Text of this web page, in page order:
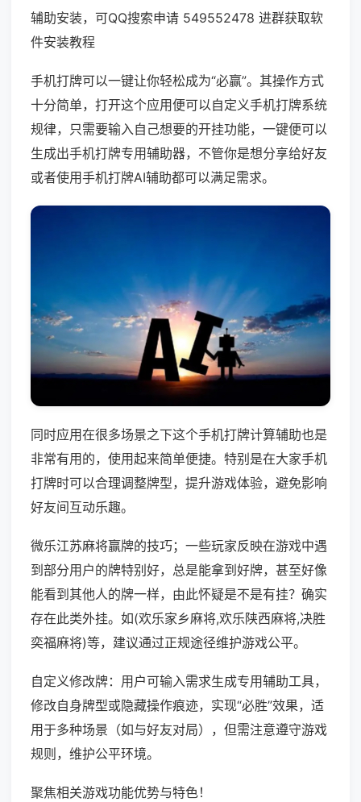
辅助安装，可QQ搜索申请 549552478 进群获取软
件安装教程
手机打牌可以一键让你轻松成为“必赢”。其操作方式
十分简单，打开这个应用便可以自定义手机打牌系统
规律，只需要输入自己想要的开挂功能，一键便可以
生成出手机打牌专用辅助器，不管你是想分享给好友
或者使用手机打牌AI辅助都可以满足需求。
同时应用在很多场景之下这个手机打牌计算辅助也是
非常有用的，使用起来简单便捷。特别是在大家手机
打牌时可以合理调整牌型，提升游戏体验，避免影响
好友间互动乐趣。
微乐江苏麻将赢牌的技巧；一些玩家反映在游戏中遇
到部分用户的牌特别好，总是能拿到好牌，甚至好像
能看到其他人的牌一样，由此怀疑是不是有挂？确实
存在此类外挂。如(欢乐家乡麻将,欢乐陕西麻将,决胜
奕福麻将)等，建议通过正规途径维护游戏公平。
自定义修改牌：用户可输入需求生成专用辅助工具，
修改自身牌型或隐藏操作痕迹，实现“必胜”效果，适
用于多种场景（如与好友对局），但需注意遵守游戏
规则，维护公平环境。
聚焦相关游戏功能优势与特色！